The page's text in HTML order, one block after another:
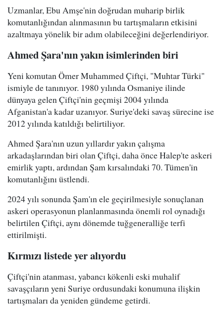
Uzmanlar, Ebu Amşe'nin doğrudan muharip birlik
komutanlığından alınmasının bu tartışmaların etkisini
azaltmaya yönelik bir adım olabileceğini değerlendiriyor.
Ahmed Şara'nın yakın isimlerinden biri
Yeni komutan Ömer Muhammed Çiftçi, "Muhtar Türki"
ismiyle de tanınıyor. 1980 yılında Osmaniye ilinde
dünyaya gelen Çiftçi'nin geçmişi 2004 yılında
Afganistan'a kadar uzanıyor. Suriye'deki savaş sürecine ise
2012 yılında katıldığı belirtiliyor.
Ahmed Şara'nın uzun yıllardır yakın çalışma
arkadaşlarından biri olan Çiftçi, daha önce Halep'te askeri
emirlik yaptı, ardından Şam kırsalındaki 70. Tümen'in
komutanlığını üstlendi.
2024 yılı sonunda Şam'ın ele geçirilmesiyle sonuçlanan
askeri operasyonun planlanmasında önemli rol oynadığı
belirtilen Çiftçi, aynı dönemde tuğgeneralliğe terfi
ettirilmişti.
Kırmızı listede yer alıyordu
Çiftçi'nin atanması, yabancı kökenli eski muhalif
savaşçıların yeni Suriye ordusundaki konumuna ilişkin
tartışmaları da yeniden gündeme getirdi.